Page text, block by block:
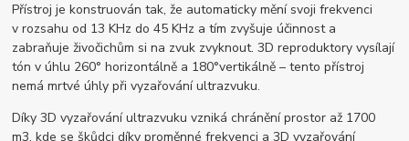
Přístroj je konstruován tak, že automaticky mění svoji frekvenci
v rozsahu od 13 KHz do 45 KHz a tím zvyšuje účinnost a
zabraňuje živočichům si na zvuk zvyknout. 3D reproduktory vysílají
tón v úhlu 260° horizontálně a 180°vertikálně – tento přístroj
nemá mrtvé úhly při vyzařování ultrazvuku.
Díky 3D vyzařování ultrazvuku vzniká chránění prostor až 1700
m3, kde se škůdci díky proměnné frekvenci a 3D vyzařování